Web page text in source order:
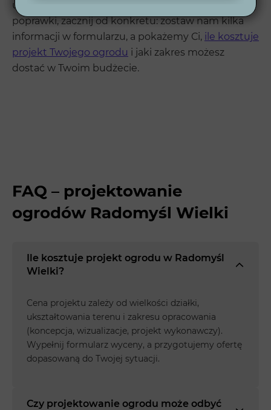
użyciu? Zamiast zgadywać i przepalać budżet na
poprawki, zacznij od konkretu: zostaw nam kilka
informacji w formularzu, a pokażemy Ci, ile kosztuje
projekt Twojego ogrodu i jaki zakres możesz
dostać w Twoim budżecie.
FAQ – projektowanie
ogrodów Radomyśl Wielki
Ile kosztuje projekt ogrodu w Radomyśl
Wielki?
Cena projektu zależy od wielkości działki,
ukształtowania terenu i zakresu opracowania
(koncepcja, wizualizacje, projekt wykonawczy).
Wypełnij formularz wyceny, a przygotujemy ofertę
dopasowaną do Twojej sytuacji.
Czy projektowanie ogrodu może odbyć